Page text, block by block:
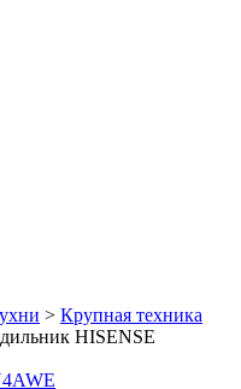
> Крупная техника
HISENSE